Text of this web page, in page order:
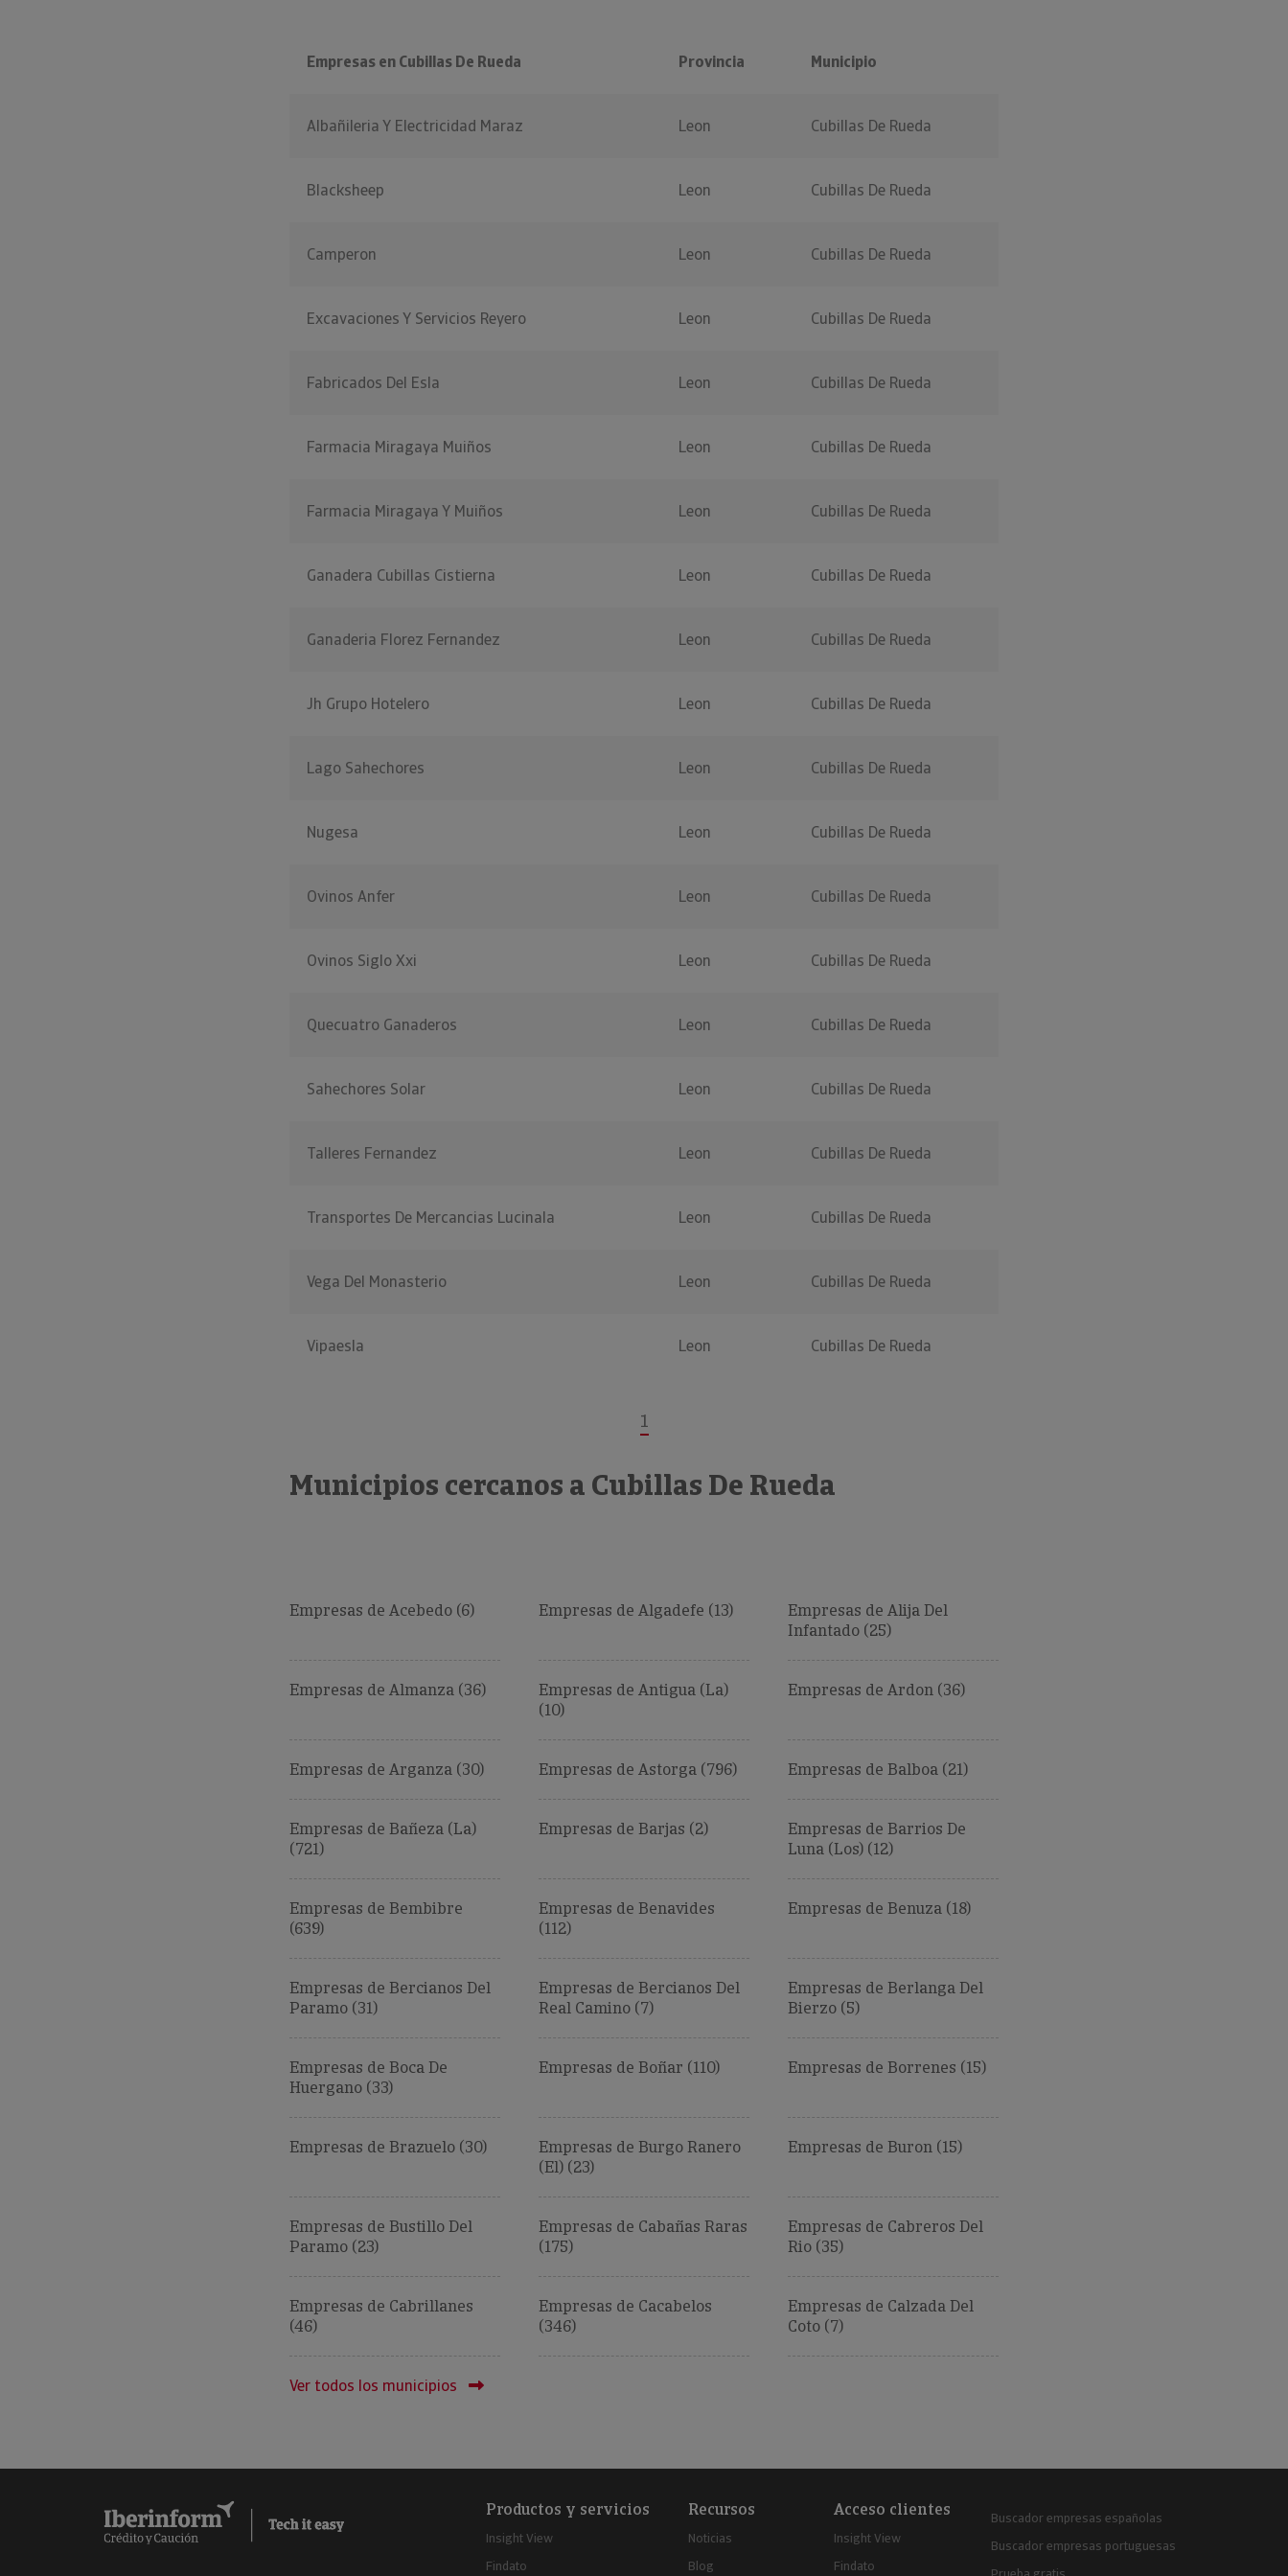
Empresas en Cubillas De Rueda Provincia Municipio
Albañileria Y Electricidad Maraz Leon Cubillas De Rueda
Blacksheep Leon Cubillas De Rueda
Camperon Leon Cubillas De Rueda
Excavaciones Y Servicios Reyero Leon Cubillas De Rueda
Fabricados Del Esla Leon Cubillas De Rueda
Farmacia Miragaya Muiños Leon Cubillas De Rueda
Farmacia Miragaya Y Muiños Leon Cubillas De Rueda
Ganadera Cubillas Cistierna Leon Cubillas De Rueda
Ganaderia Florez Fernandez Leon Cubillas De Rueda
Jh Grupo Hotelero Leon Cubillas De Rueda
Lago Sahechores Leon Cubillas De Rueda
Nugesa Leon Cubillas De Rueda
Ovinos Anfer Leon Cubillas De Rueda
Ovinos Siglo Xxi Leon Cubillas De Rueda
Quecuatro Ganaderos Leon Cubillas De Rueda
Sahechores Solar Leon Cubillas De Rueda
Talleres Fernandez Leon Cubillas De Rueda
Transportes De Mercancias Lucinala Leon Cubillas De Rueda
Vega Del Monasterio Leon Cubillas De Rueda
Vipaesla Leon Cubillas De Rueda
1
Municipios cercanos a Cubillas De Rueda
Empresas de Acebedo (6) Empresas de Algadefe (13)
Empresas de Alija Del
Infantado (25)
Empresas de Almanza (36)
Empresas de Antigua (La)
(10)
Empresas de Ardon (36)
Empresas de Arganza (30) Empresas de Astorga (796) Empresas de Balboa (21)
Empresas de Bañeza (La)
(721)
Empresas de Barjas (2)
Empresas de Barrios De
Luna (Los) (12)
Empresas de Bembibre
(639)
Empresas de Benavides
(112)
Empresas de Benuza (18)
Empresas de Bercianos Del
Paramo (31)
Empresas de Bercianos Del
Real Camino (7)
Empresas de Berlanga Del
Bierzo (5)
Empresas de Boca De
Huergano (33)
Empresas de Boñar (110) Empresas de Borrenes (15)
Empresas de Brazuelo (30)
Empresas de Burgo Ranero
(El) (23)
Empresas de Buron (15)
Empresas de Bustillo Del
Paramo (23)
Empresas de Cabañas Raras
(175)
Empresas de Cabreros Del
Rio (35)
Empresas de Cabrillanes
(46)
Empresas de Cacabelos
(346)
Empresas de Calzada Del
Coto (7)
Ver todos los municipios
Productos y servicios
Insight View
Findato
Recursos
Noticias
Blog
Acceso clientes
Insight View
Findato
Buscador empresas españolas
Buscador empresas portuguesas